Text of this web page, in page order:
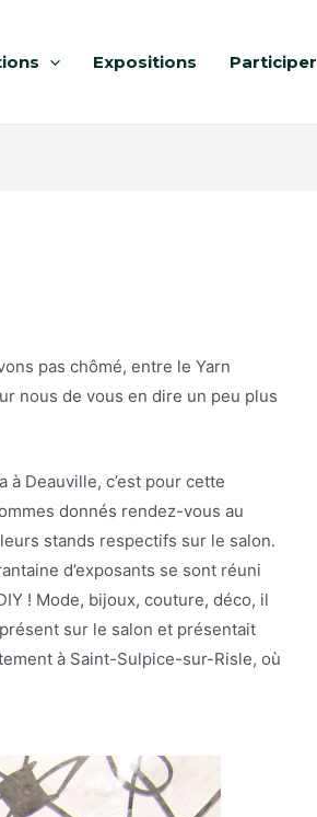
Expositions Participer
pas chômé, entre le Yarn
nous de vous en dire un peu plus
à Deauville, c’est pour cette
donnés rendez-vous au
stands respectifs sur le salon.
d’exposants se sont réuni
! Mode, bijoux, couture, déco, il
sur le salon et présentait
à Saint-Sulpice-sur-Risle, où